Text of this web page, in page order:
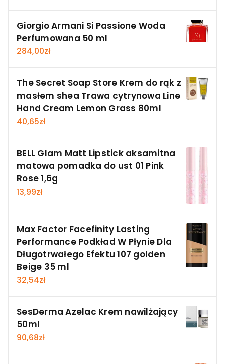
Giorgio Armani Si Passione Woda
Perfumowana 50 ml
284,00zł
The Secret Soap Store Krem do rąk z
masłem shea Trawa cytrynowa Line
Hand Cream Lemon Grass 80ml
40,65zł
BELL Glam Matt Lipstick aksamitna
matowa pomadka do ust 01 Pink
Rose 1,6g
13,99zł
Max Factor Facefinity Lasting
Performance Podkład W Płynie Dla
Długotrwałego Efektu 107 golden
Beige 35 ml
32,54zł
SesDerma Azelac Krem nawilżający
50ml
90,68zł